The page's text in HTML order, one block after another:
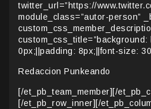
twitter_url=”https://
module_class=”autor-person”
custom_css_title=”background:
0px;||padding: 8px;||font-size:
Redaccion Punkeando
[/et_pb_team_member][/
[/et_pb_row_inner][/